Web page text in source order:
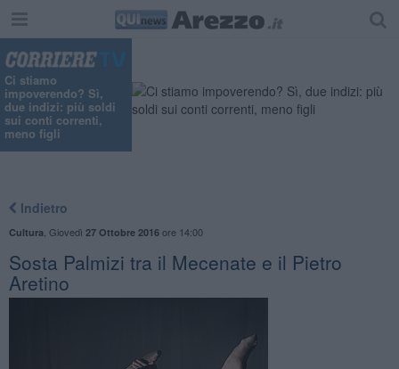
Ci stiamo
impoverendo? Sì,
due indizi: più soldi
sui conti correnti,
meno figli
Indietro
Cultura Giovedì 27 Ottobre 2016ore 14:00
Sosta Palmizi tra il Mecenate e il Pietro
Aretino